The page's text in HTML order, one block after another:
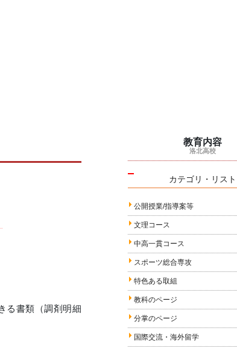
る書類（調剤明細
教育内容
洛北高校
カテゴリ・リスト
公開授業/指導案等
文理コース
中高一貫コース
スポーツ総合専攻
特色ある取組
教科のページ
分掌のページ
国際交流・海外留学